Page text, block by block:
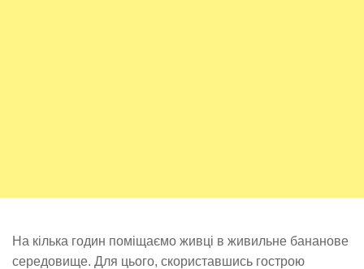
На кілька годин поміщаємо живці в живильне бананове
середовище. Для цього, скориставшись гострою